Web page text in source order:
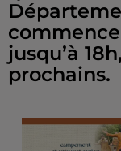
jusqu’à
prochains.